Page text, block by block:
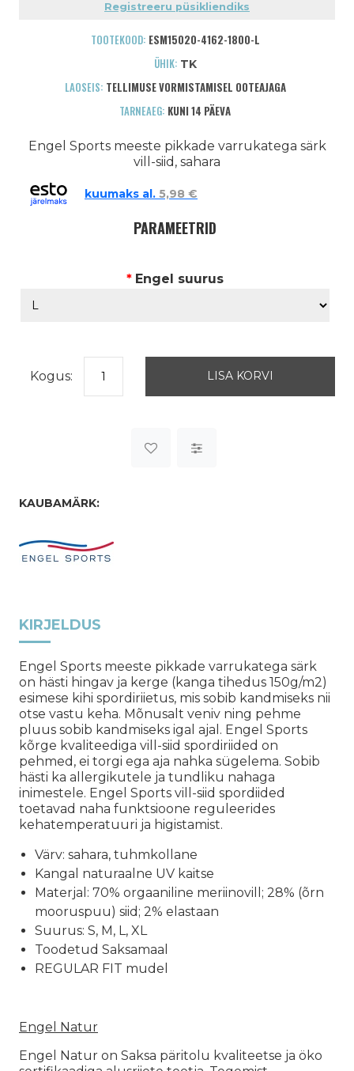
Registreeru püsikliendiks
TOOTEKOOD: ESM15020-4162-1800-L
ÜHIK:TK
LAOSEIS: TELLIMUSE VORMISTAMISEL OOTEAJAGA
TARNEAEG: KUNI 14 PÄEVA
Engel Sports meeste pikkade varrukatega särk
vill-siid, sahara
kuumaks al. 5,98 €
PARAMEETRID
* Engel suurus
Kogus:
KAUBAMÄRK:
KIRJELDUS
Engel Sports meeste pikkade varrukatega särk
on hästi hingav ja kerge (kanga tihedus 150g/m2)
esimese kihi spordiriietus, mis sobib kandmiseks nii
otse vastu keha. Mõnusalt veniv ning pehme
pluus sobib kandmiseks igal ajal. Engel Sports
kõrge kvaliteediga vill-siid spordiriided on
pehmed, ei torgi ega aja nahka sügelema. Sobib
hästi ka allergikutele ja tundliku nahaga
inimestele. Engel Sports vill-siid spordiided
toetavad naha funktsioone reguleerides
kehatemperatuuri ja higistamist.
Värv: sahara, tuhmkollane
Kangal naturaalne UV kaitse
Materjal: 70% orgaaniline meriinovill; 28% (õrn
mooruspuu) siid; 2% elastaan
Suurus: S, M, L, XL
Toodetud Saksamaal
REGULAR FIT mudel
Engel Natur
Engel Natur on Saksa päritolu kvaliteetse ja öko